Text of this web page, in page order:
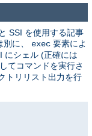
SSI を使用する記事
に、 exec 要素によ
にシェル (正確には
てコマンドを実行さ
トリリスト出力を行